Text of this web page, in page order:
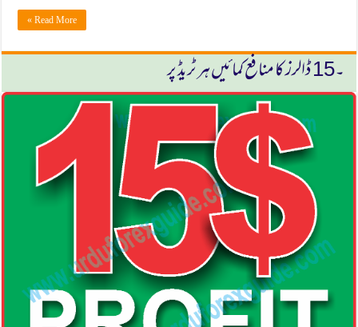
Read More »
۔15 ڈالرز كا منافع كمائیں ہر ٹریڈ پر